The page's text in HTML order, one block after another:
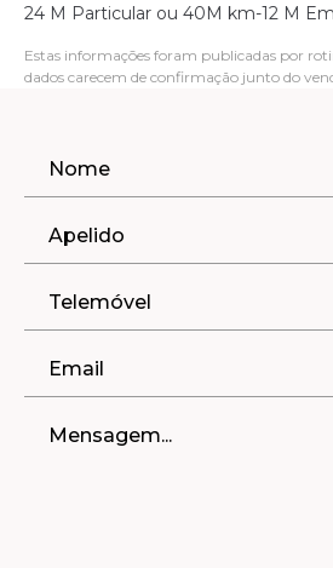
24 M Particular ou 40M km-12 M
Estas informações foram publicadas por
dados carecem de confirmação junto do